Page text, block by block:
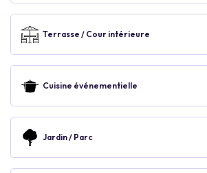
Terrasse / Cour intérieure
Cuisine événementielle
Jardin / Parc